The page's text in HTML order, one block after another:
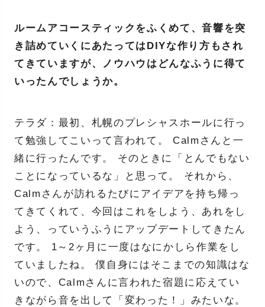
ルームアコースティックをふくめて、音響を突
き詰めていくにあたってはDIYな作り方もされ
てきていますが、ノウハウはどんなふうに得て
いったんでしょうか。
テラダ：最初、札幌のプレシャスホールに行っ
て勉強してこいって言われて。 Calmさんと一
緒に行ったんです。 そのときに「とんでもない
ことになっているな」と思って。 それから、
Calmさんが訪れるたびにアイデアを持ち帰っ
てきてくれて、今回はこれをしよう、あれをし
よう、っていうふうにアップデートしてきたん
です。 1～2ヶ月に一度はなにかしら作業をし
ていましたね。 僕自身にはそこまでの知識はな
いので、Calmさんに言われた宿題に応えてい
きながら音を出して「変わった！」みたいな。